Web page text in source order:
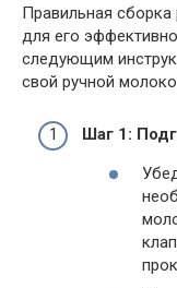
Правильная
для его
следующим
свой ручной
Шаг 1: